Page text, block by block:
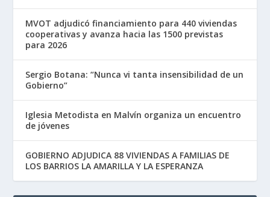
MVOT adjudicó financiamiento para 440 viviendas
cooperativas y avanza hacia las 1500 previstas
para 2026
Sergio Botana: “Nunca vi tanta insensibilidad de un
Gobierno”
Iglesia Metodista en Malvín organiza un encuentro
de jóvenes
GOBIERNO ADJUDICA 88 VIVIENDAS A FAMILIAS DE
LOS BARRIOS LA AMARILLA Y LA ESPERANZA